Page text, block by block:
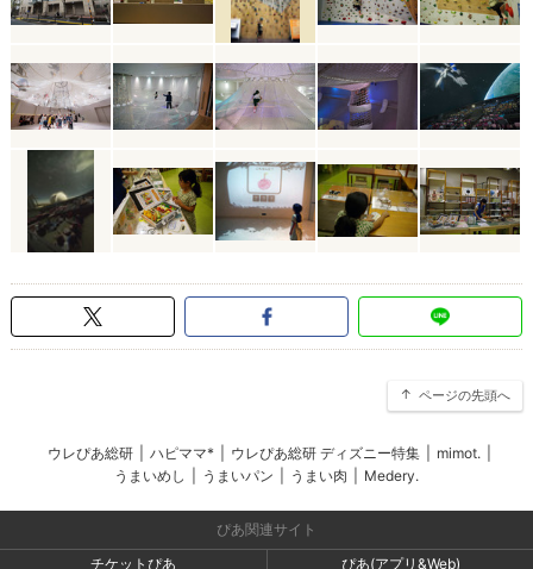
ページの先頭へ
ウレぴあ総研 ハピママ* ウレぴあ総研 ディズニー特集 mimot.
うまいめし
うまいパン うまい肉 Medery.
ぴあ関連サイト
チケットぴあ
ぴあ(アプリ&Web)